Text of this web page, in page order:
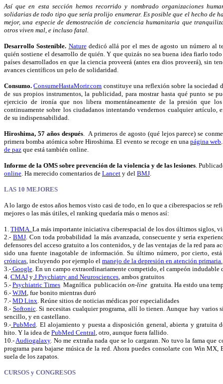
Así que en esta sección hemos recorrido y nombrado organizaciones
solidarias de todo tipo que sería prolijo enumerar. Es posible que el hecho de
mejor, una especie de demostración de conciencia humanitaria que
otros viven mal, e incluso fatal.
Desarrollo Sostenible. Naturededicó allá por el mes de agosto un número al
quién sostiene el desarrollo de quién. Y que quizás no sea buena idea fiarlo
países desarrollados en que la ciencia proveerá (antes era dios proveerá), sin
avances científicos un pelo de solidaridad.
Consumo.ConsumeHastaMorir.com constituye una reflexión sobre la sociedad
de sus propios instrumentos, la publicidad, para mostrar hasta qué punto se
ejercicio de ironía que nos libera momentáneamente de la presión que
continuamente sobre los ciudadanos intentando vendernos cualquier artículo,
de su indispensabilidad.
Hiroshima, 57 años después. A primeros de agosto (qué lejos parece) se
primera bomba atómica sobre Hiroshima. El evento se recoge en unapágina web
de paz que está también online.
Informe de la OMS sobre prevención de la violencia y de las lesiones .
online . Ha merecido comentarios de Lancet y del BMJ
LAS 10 MEJORES
A lo largo de estos años hemos visto casi de todo, en lo que a ciberespacios se
mejores o las más útiles, el ranking quedaría más o menos así:
1. THMA. La más importante iniciativa ciberespacial de los dos últimos siglos,
2.-BMJ . Con toda probabilidad la más avanzada, consecuente y seria
defensores del acceso gratuito a los contenidos, y de las ventajas de la red para
sido una fuente inagotable de información. Su último número, por cierto,
crónicas , incluyendo por ejemplo el manejo de la depresión en atención primaria.
3.- Google . En un campo extraordinariamente competido, el campeón
4. CMAJ y J Psychiatry and Neurosciences , ambos gratuitos
5.- Psychiatric Times Magnífica publicación on-line gratuita Ha estdo una
6.- WJM , fue bonito mientras duró
7.- MD Linx . Reúne sitios de noticias médicas por especialidades
8.- Softonic. Si necesitas cualquier programa, allí lo tienen. Aunque hay varios
sencillo, y en castellano.
9.- PubMed . El alojamiento y puesta a disposición general, abierta y gratuita
hito. Y la idea de PubMed Central , otro, aunque fuera fallido.
10.- Audiogalaxy. No me extraña nada que se lo cargaran. No tuvo la fama que
programa para bajarse música de la red. Ahora puedes consolarte con Win
suela de los zapatos.
CURSOS y CONGRESOS